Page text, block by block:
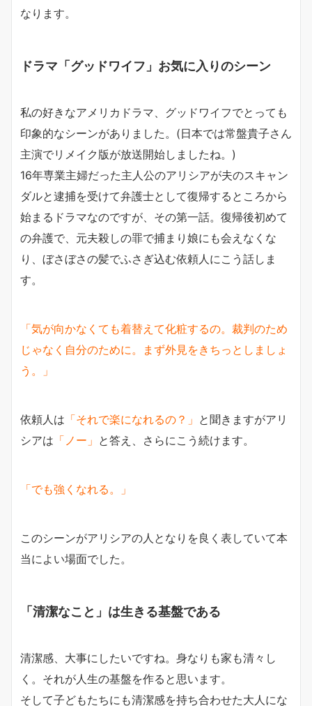
なります。
ドラマ「グッドワイフ」お気に入りのシーン
私の好きなアメリカドラマ、グッドワイフでとっても
印象的なシーンがありました。(日本では常盤貴子さん
主演でリメイク版が放送開始しましたね。)
16年専業主婦だった主人公のアリシアが夫のスキャン
ダルと逮捕を受けて弁護士として復帰するところから
始まるドラマなのですが、その第一話。復帰後初めて
の弁護で、元夫殺しの罪で捕まり娘にも会えなくな
り、ぼさぼさの髪でふさぎ込む依頼人にこう話しま
す。
「気が向かなくても着替えて化粧するの。裁判のため
じゃなく自分のために。まず外見をきちっとしましょ
う。」
依頼人は 「それで楽になれるの？」 と聞きますがアリ
シアは 「ノー」 と答え、さらにこう続けます。
「でも強くなれる。」
このシーンがアリシアの人となりを良く表していて本
当によい場面でした。
「清潔なこと」は生きる基盤である
清潔感、大事にしたいですね。身なりも家も清々し
く。それが人生の基盤を作ると思います。
そして子どもたちにも清潔感を持ち合わせた大人にな